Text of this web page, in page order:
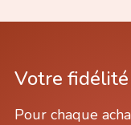
Votre
Pour chaque